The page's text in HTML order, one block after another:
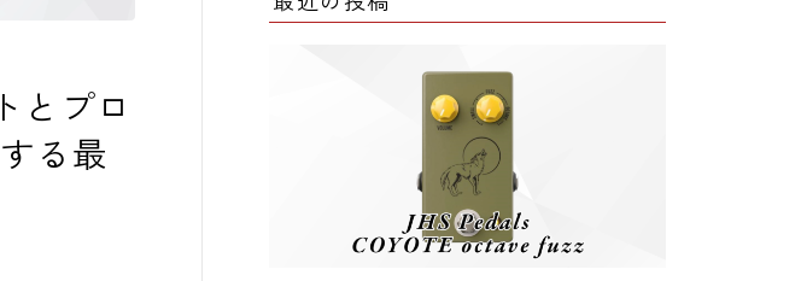
とプロ
る最